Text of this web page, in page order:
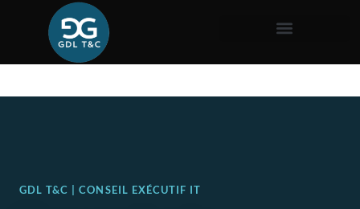
GDL T&C | CONSEIL EXÉCUTIF IT